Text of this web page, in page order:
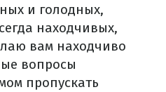
и голодных,
находчивых,
вам находчиво
вопросы
пропускать